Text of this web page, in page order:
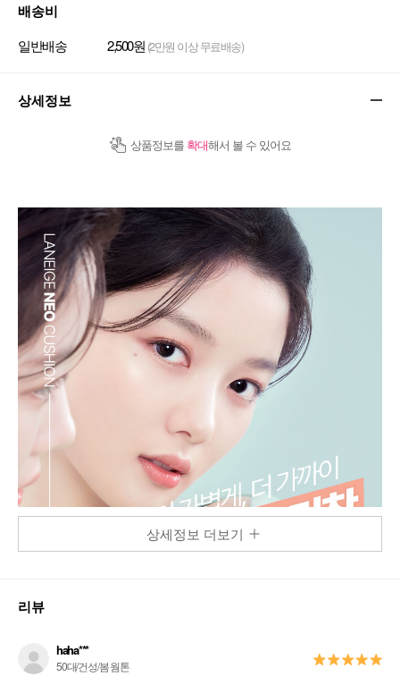
배송비
일반배송 2,500원 (2만원 이상 무료배송)
상세정보
상품정보를 확대해서 볼 수 있어요
상세정보 더보기
리뷰
haha***
50대/건성/봄 웜톤